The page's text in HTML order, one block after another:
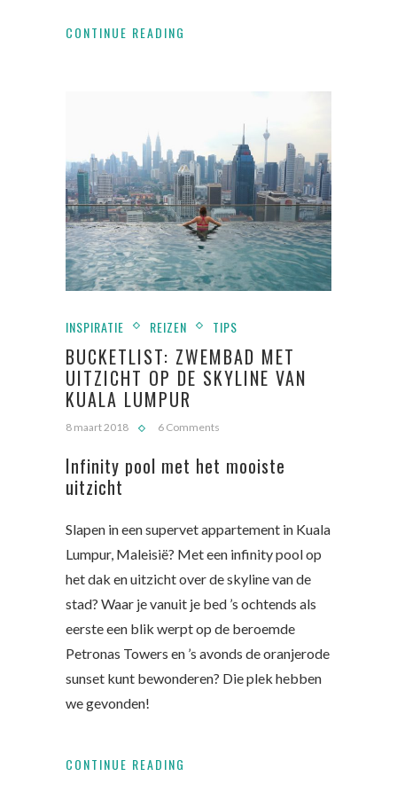
CONTINUE READING
INSPIRATIE REIZEN TIPS
BUCKETLIST: ZWEMBAD MET
UITZICHT OP DE SKYLINE VAN
KUALA LUMPUR
8 maart 2018 6 Comments
Infinity pool met het mooiste
uitzicht
Slapen in een supervet appartement in Kuala
Lumpur, Maleisië? Met een infinity pool op
het dak en uitzicht over de skyline van de
stad? Waar je vanuit je bed ’s ochtends als
eerste een blik werpt op de beroemde
Petronas Towers en ’s avonds de oranjerode
sunset kunt bewonderen? Die plek hebben
we gevonden!
CONTINUE READING